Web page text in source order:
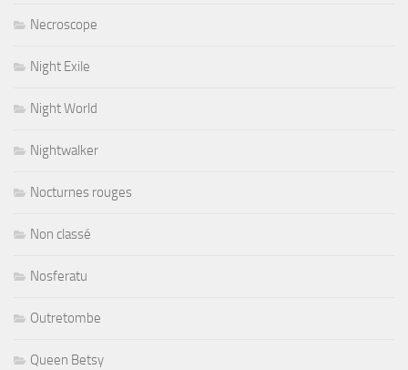
Necroscope
Night Exile
Night World
Nightwalker
Nocturnes rouges
Non classé
Nosferatu
Outretombe
Queen Betsy